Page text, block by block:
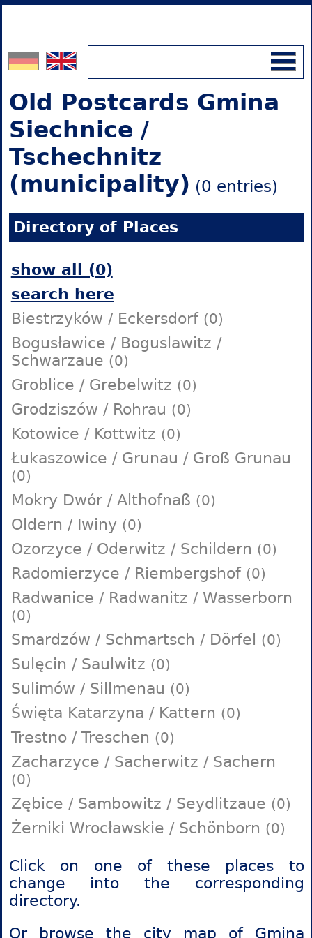
Old Postcards Gmina
Siechnice /
Tschechnitz
(municipality) (0 entries)
Directory of Places
show all (0)
search here
Biestrzyków / Eckersdorf (0)
Bogusławice / Boguslawitz /
Schwarzaue (0)
Groblice / Grebelwitz (0)
Grodziszów / Rohrau (0)
Kotowice / Kottwitz (0)
Łukaszowice / Grunau / Groß Grunau
(0)
Mokry Dwór / Althofnaß (0)
Oldern / Iwiny (0)
Ozorzyce / Oderwitz / Schildern (0)
Radomierzyce / Riembergshof (0)
Radwanice / Radwanitz / Wasserborn
(0)
Smardzów / Schmartsch / Dörfel (0)
Sulęcin / Saulwitz (0)
Sulimów / Sillmenau (0)
Święta Katarzyna / Kattern (0)
Trestno / Treschen (0)
Zacharzyce / Sacherwitz / Sachern
(0)
Zębice / Sambowitz / Seydlitzaue (0)
Żerniki Wrocławskie / Schönborn (0)
Click on one of these places to
change into the corresponding
directory.
Or browse the city map of Gmina